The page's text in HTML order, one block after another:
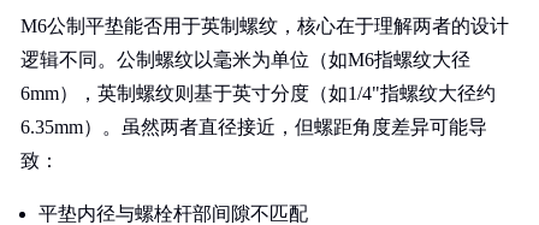
M6公制平垫能否用于英制螺纹，核心在于理解两者的设计
逻辑不同。公制螺纹以毫米为单位（如M6指螺纹大径
6mm），英制螺纹则基于英寸分度（如1/4"指螺纹大径约
6.35mm）。虽然两者直径接近，但螺距角度差异可能导
致：
平垫内径与螺栓杆部间隙不匹配